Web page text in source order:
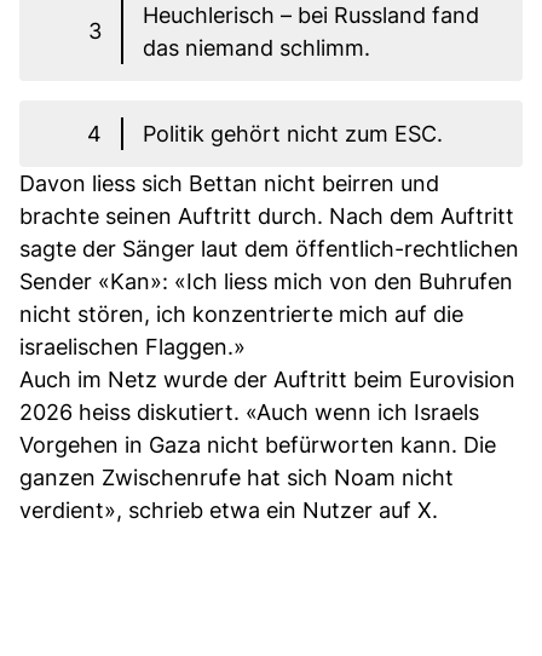
3
Heuchlerisch – bei Russland fand
das niemand schlimm.
4
Politik gehört nicht zum ESC.
Davon liess sich Bettan nicht beirren und
brachte seinen Auftritt durch. Nach dem Auftritt
sagte der Sänger laut dem öffentlich-rechtlichen
Sender «Kan»: «Ich liess mich von den Buhrufen
nicht stören, ich konzentrierte mich auf die
israelischen Flaggen.»
Auch im Netz wurde der Auftritt beim Eurovision
2026 heiss diskutiert. «Auch wenn ich Israels
Vorgehen in Gaza nicht befürworten kann. Die
ganzen Zwischenrufe hat sich Noam nicht
verdient», schrieb etwa ein Nutzer auf X.